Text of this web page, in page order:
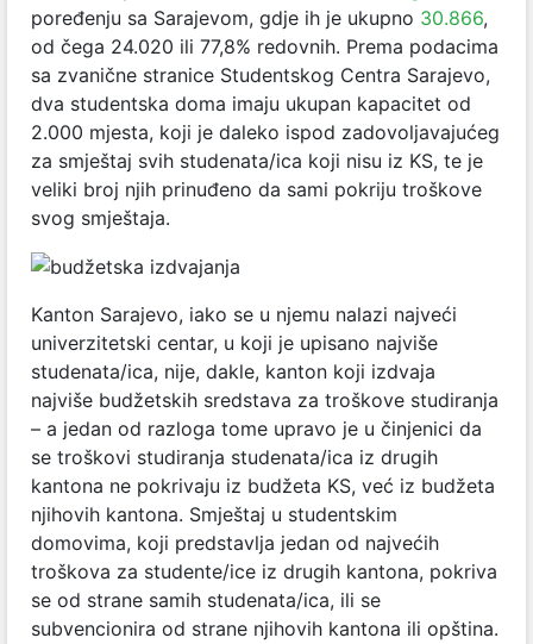
poređenju sa Sarajevom, gdje ih je ukupno 30.866,
od čega 24.020 ili 77,8% redovnih. Prema podacima
sa zvanične stranice Studentskog Centra Sarajevo,
dva studentska doma imaju ukupan kapacitet od
2.000 mjesta, koji je daleko ispod zadovoljavajućeg
za smještaj svih studenata/ica koji nisu iz KS, te je
veliki broj njih prinuđeno da sami pokriju troškove
svog smještaja.
Kanton Sarajevo, iako se u njemu nalazi najveći
univerzitetski centar, u koji je upisano najviše
studenata/ica, nije, dakle, kanton koji izdvaja
najviše budžetskih sredstava za troškove studiranja
– a jedan od razloga tome upravo je u činjenici da
se troškovi studiranja studenata/ica iz drugih
kantona ne pokrivaju iz budžeta KS, već iz budžeta
njihovih kantona. Smještaj u studentskim
domovima, koji predstavlja jedan od najvećih
troškova za studente/ice iz drugih kantona, pokriva
se od strane samih studenata/ica, ili se
subvencionira od strane njihovih kantona ili opština.